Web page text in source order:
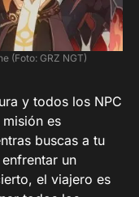
(Foto: GRZ NGT)
y todos los NPC
es
buscas a tu
un
el viajero es